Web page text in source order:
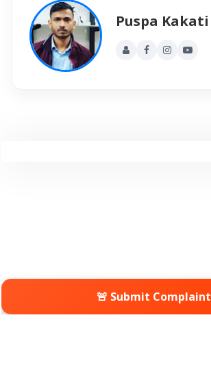
Puspa Kakati
🚨 Submit Complaint